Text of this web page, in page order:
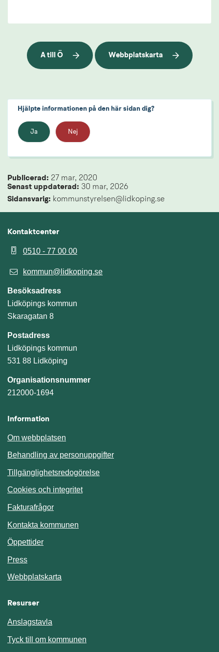
A till Ö Webbplatskarta
Hjälpte informationen på den här sidan dig?
Ja Nej
Publicerad: 27 mar, 2020
Senast uppdaterad: 30 mar, 2026
Sidansvarig: kommunstyrelsen@lidkoping.se
Kontaktcenter
0510 - 77 00 00
kommun@lidkoping.se
Besöksadress
Lidköpings kommun
Skaragatan 8
Postadress
Lidköpings kommun
531 88 Lidköping
Organisationsnummer
212000-1694
Information
Om webbplatsen
Behandling av personuppgifter
Tillgänglighetsredogörelse
Cookies och integritet
Fakturafrågor
Kontakta kommunen
Öppettider
Press
Webbplatskarta
Resurser
Anslagstavla
Tyck till om kommunen